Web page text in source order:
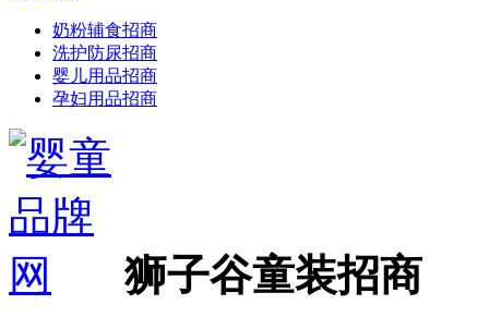
奶粉辅食招商
洗护防尿招商
婴儿用品招商
孕妇用品招商
狮子谷童装招商